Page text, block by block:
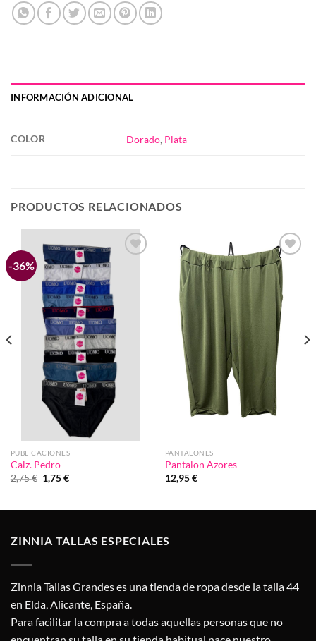
INFORMACIÓN ADICIONAL
COLOR Dorado, Plata
PRODUCTOS RELACIONADOS
-36%
PUBLICACIONES
Calz. Pedro
2,75€ El
precio
1,75€El
Añadir
a la
lista de
deseos
PANTALONES
Pantalon Azores
12,95€
ZINNIA TALLAS ESPECIALES
Zinnia Tallas Grandes es una tienda de ropa desde la talla 44
en Elda, Alicante, España.
Para facilitar la compra a todas aquellas personas que no